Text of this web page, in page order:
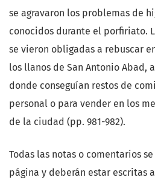
se agravaron los problemas de
conocidos durante el porfiriato.
se vieron obligadas a rebuscar
los llanos de San Antonio Abad,
donde conseguían restos de
personal o para vender en los
de la ciudad (pp. 981-982).
Todas las notas o comentarios
página y deberán estar escritas